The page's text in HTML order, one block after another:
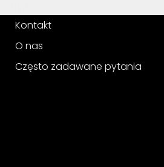
Kontakt
O nas
Często zadawane pytania